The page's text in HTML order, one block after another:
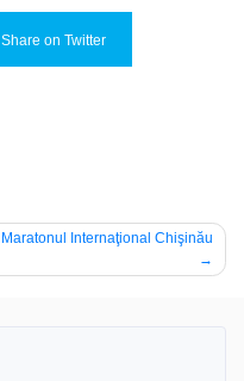
Share on Twitter
Maratonul Internaţional Chişinău